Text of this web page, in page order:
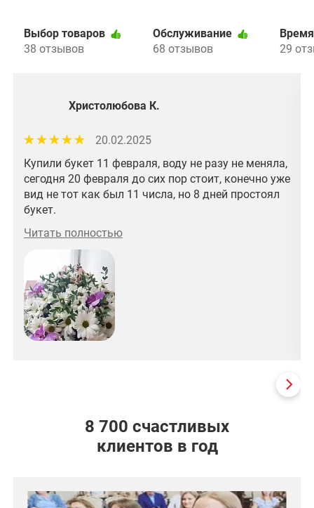
Выбор товаров
38 отзывов
Обслуживание
68 отзывов
29
Христолюбова К.
20.02.2025
Купили букет 11 февраля, воду не разу не меняла,
сегодня 20 февраля до сих пор стоит, конечно уже
вид не тот как был 11 числа, но 8 дней простоял
букет.
Читать полностью
8 700 счастливых
клиентов в год